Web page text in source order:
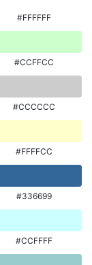
#FFFFFF
#CCFFCC
#CCCCCC
#FFFFCC
#336699
#CCFFFF